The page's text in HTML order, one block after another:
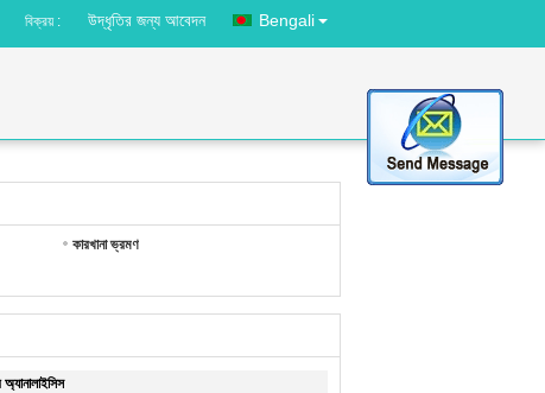
বিক্রয় : উদ্ধৃতির জন্য আবেদন Bengali
কারখানা ভ্রমণ